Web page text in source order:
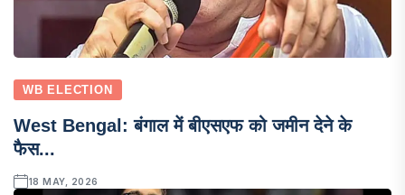
WB ELECTION
West Bengal: बंगाल में बीएसएफ को जमीन देने के
फैस...
18 MAY, 2026